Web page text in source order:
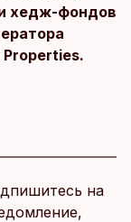
хедж-фондов
Properties.
на